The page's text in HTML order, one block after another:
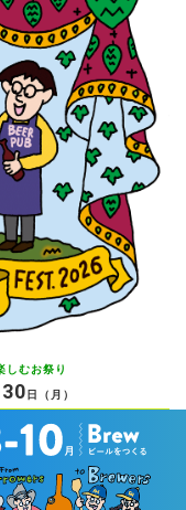
しむお祭り
30 日 （月）